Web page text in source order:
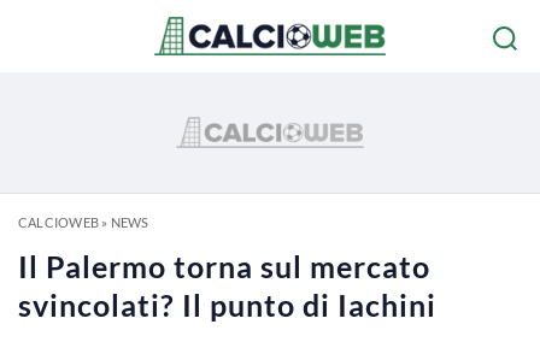
CALCIOWEB» NEWS
Il Palermo torna sul mercato
svincolati? Il punto di Iachini